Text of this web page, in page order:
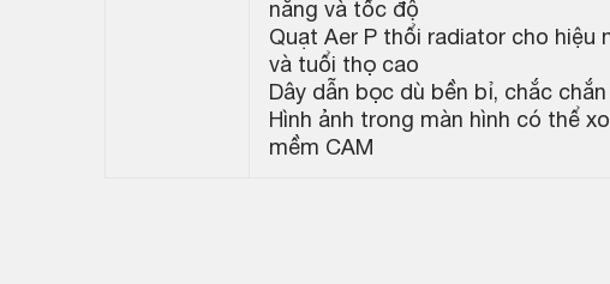
năng và tốc độ
Quạt Aer P thổi radiator cho hiệu
và tuổi thọ cao
Dây dẫn bọc dù bền bỉ, chắc chắn
Hình ảnh trong màn hình có thể
mềm CAM